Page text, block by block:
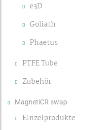
e3D
Goliath
Phaetus
PTFE Tube
Zubehör
MagnetiCR swap
Einzelprodukte